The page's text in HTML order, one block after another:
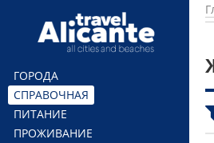
Перейти к основному
ГОРОДА
СПРАВОЧНАЯ
ПИТАНИЕ
ПРОЖИВАНИЕ